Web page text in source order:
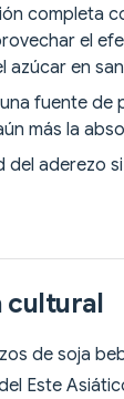
completa
el
azúcar en
fuente de
más la
del aderezo
cultural
de soja
Este